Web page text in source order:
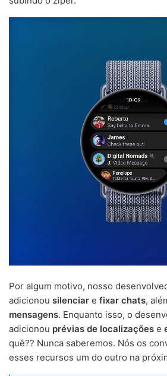
Por algum motivo, nosso
adicionou silenciar e fixar chats,
mensagens. Enquanto isso, o
adicionou prévias de localizações e
quê?? Nunca saberemos. Nós os
esses recursos um do outro na